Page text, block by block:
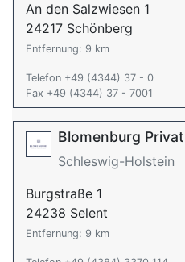
An den Salzwiesen 1
24217 Schönberg
Entfernung: 9 km
Telefon +49 (4344) 37 - 0
Fax +49 (4344) 37 - 7001
Blomenburg
Schleswig-Holstein
Burgstraße 1
24238 Selent
Entfernung: 9 km